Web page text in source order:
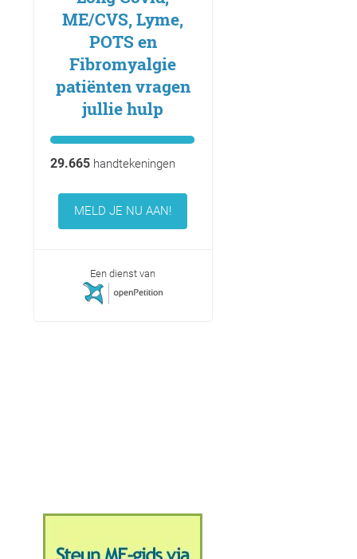
ME/CVS, Lyme,
POTS en
Fibromyalgie
patiënten vragen
jullie hulp
29.665handtekeningen
MELD JE NU AAN!
Een dienst van